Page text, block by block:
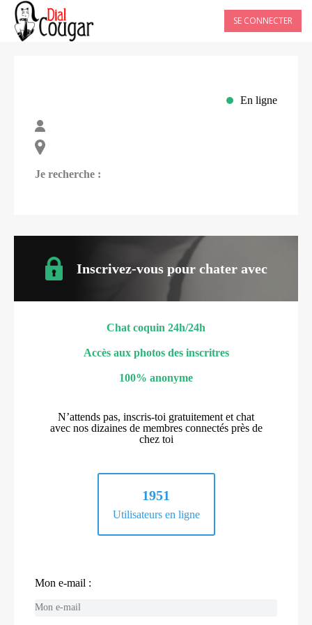
SE CONNECTER
En ligne
Je recherche :
Inscrivez-vous pour chater avec
Chat coquin 24h/24h
Accès aux photos des inscritres
100% anonyme
N’attends pas, inscris-toi gratuitement et chat
avec nos dizaines de membres connectés près de
chez toi
1951
Utilisateurs en ligne
Mon e-mail :